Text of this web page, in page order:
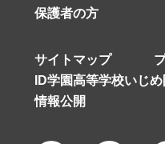
保護者の方
サイトマップ
ID学園高等学校いじ
情報公開